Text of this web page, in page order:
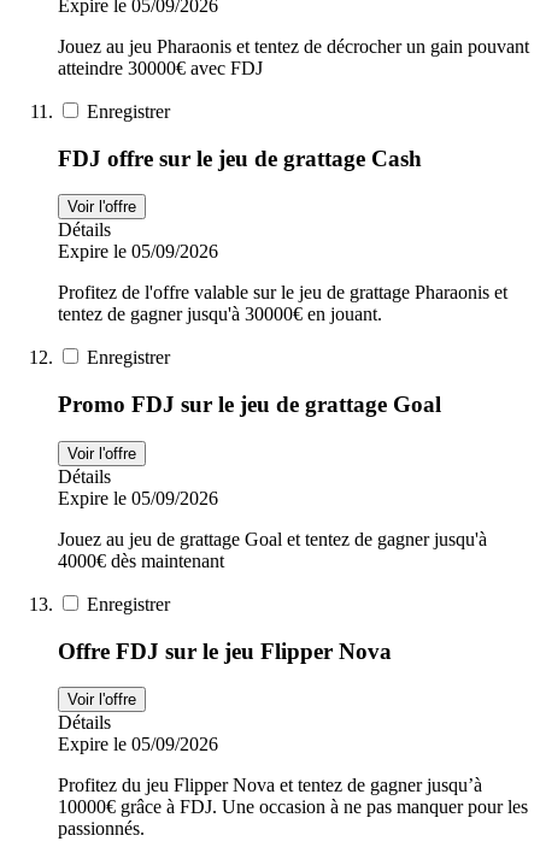
Expire le 05/09/2026
Jouez au jeu Pharaonis et tentez de décrocher un gain pouvant
atteindre 30000€ avec FDJ
Enregistrer
FDJ offre sur le jeu de grattage Cash
Voir l'offre
Détails
Expire le 05/09/2026
Profitez de l'offre valable sur le jeu de grattage Pharaonis et
tentez de gagner jusqu'à 30000€ en jouant.
Enregistrer
Promo FDJ sur le jeu de grattage Goal
Voir l'offre
Détails
Expire le 05/09/2026
Jouez au jeu de grattage Goal et tentez de gagner jusqu'à
4000€ dès maintenant
Enregistrer
Offre FDJ sur le jeu Flipper Nova
Voir l'offre
Détails
Expire le 05/09/2026
Profitez du jeu Flipper Nova et tentez de gagner jusqu’à
10000€ grâce à FDJ. Une occasion à ne pas manquer pour les
passionnés.